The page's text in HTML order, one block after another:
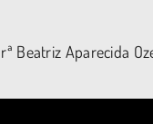
Beatriz Aparecida